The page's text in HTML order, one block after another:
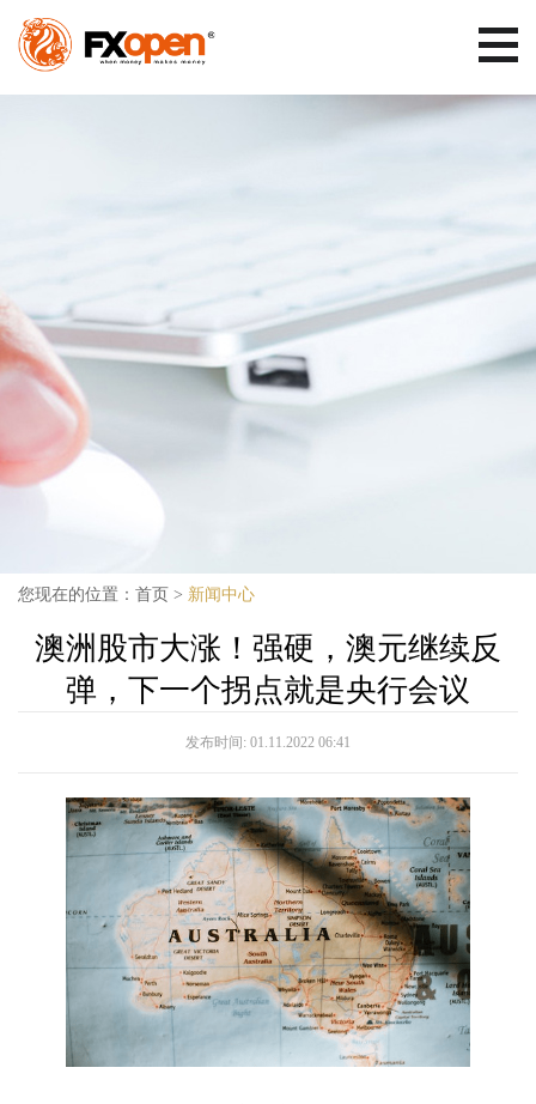
您现在的位置： 首页 > 新闻中心
澳洲股市大涨！强硬，澳元继续反
弹，下一个拐点就是央行会议
发布时间: 01.11.2022 06:41